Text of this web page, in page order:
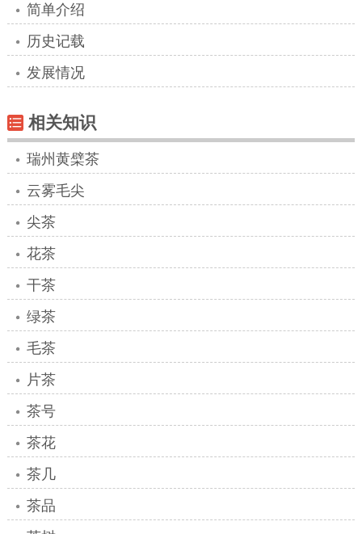
简单介绍
历史记载
发展情况
相关知识
瑞州黄檗茶
云雾毛尖
尖茶
花茶
干茶
绿茶
毛茶
片茶
茶号
茶花
茶几
茶品